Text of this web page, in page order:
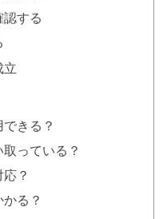
する
きる？
っている？
？
る？